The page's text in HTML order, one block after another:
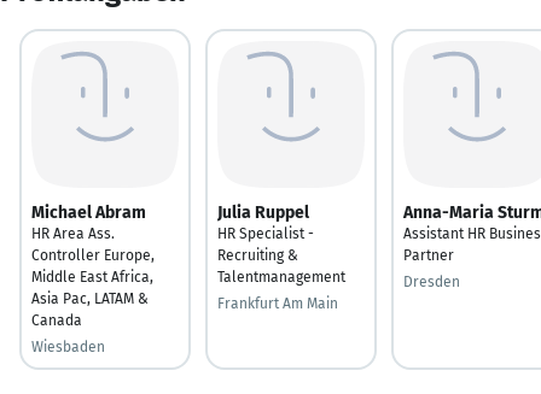
Michael Abram
HR Area Ass.
Controller Europe,
Middle East Africa,
Asia Pac, LATAM &
Canada
Wiesbaden
Julia Ruppel
HR Specialist -
Recruiting &
Talentmanagement
Frankfurt Am Main
Anna-Maria
Assistant HR
Partner
Dresden